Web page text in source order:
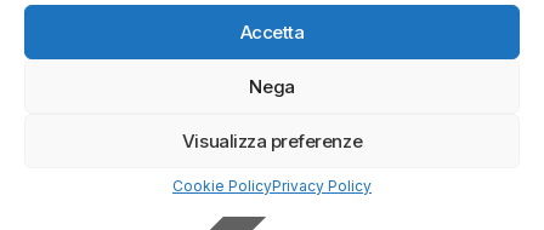
Accetta
Nega
Visualizza preferenze
Cookie PolicyPrivacy Policy